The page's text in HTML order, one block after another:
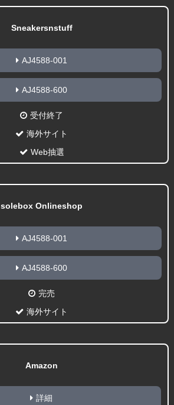
Sneakersnstuff
AJ4588-001
AJ4588-600
受付終了
海外サイト
Web抽選
solebox Onlineshop
AJ4588-001
AJ4588-600
完売
海外サイト
Amazon
詳細